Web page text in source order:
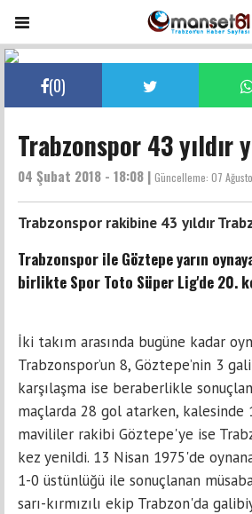
(0)
Trabzonspor 43 yıldır
04 Şubat 2018 - 18:08 | Güncelleme: 07
Trabzonspor rakibine 43 yıldır
Trabzonspor ile Göztepe yarın
birlikte Spor Toto Süper Lig'de 20.
İki takım arasında bugüne kadar
Trabzonspor’un 8, Göztepe’nin 3
karşılaşma ise beraberlikle
maçlarda 28 gol atarken, kalesinde
mavililer rakibi Göztepe'ye ise
kez yenildi. 13 Nisan 1975'de
1-0 üstünlüğü ile sonuçlanan
sarı-kırmızılı ekip Trabzon'da